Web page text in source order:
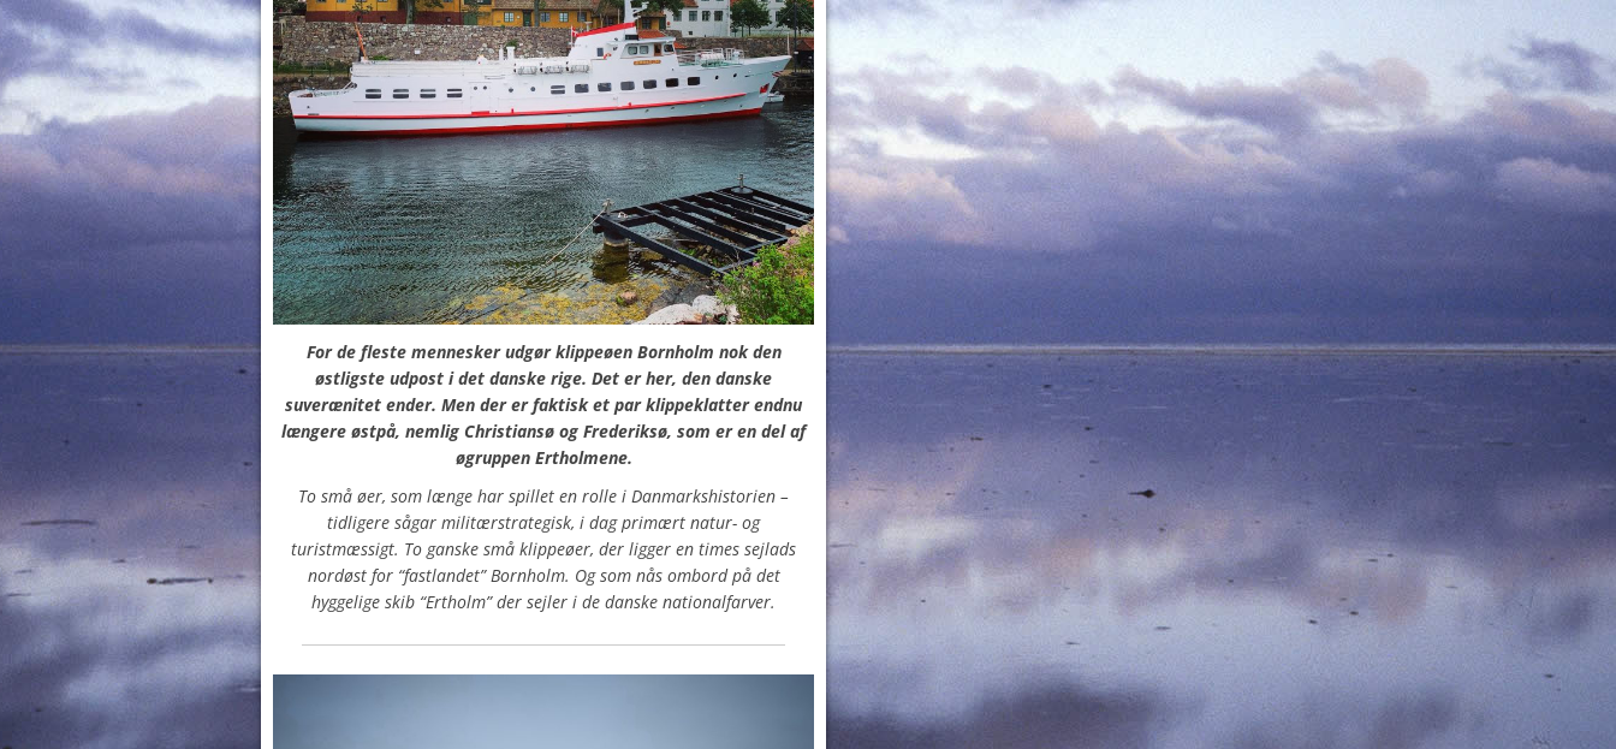
For de fleste mennesker udgør klippeøen Bornholm nok den
østligste udpost i det danske rige. Det er her, den danske
suverænitet ender. Men der er faktisk et par klippeklatter endnu
længere østpå, nemlig Christiansø og Frederiksø, som er en del af
øgruppen Ertholmene.
To små øer, som længe har spillet en rolle i Danmarkshistorien –
tidligere sågar militærstrategisk, i dag primært natur- og
turistmæssigt. To ganske små klippeøer, der ligger en times sejlads
nordøst for “fastlandet” Bornholm. Og som nås ombord på det
hyggelige skib “Ertholm” der sejler i de danske nationalfarver.